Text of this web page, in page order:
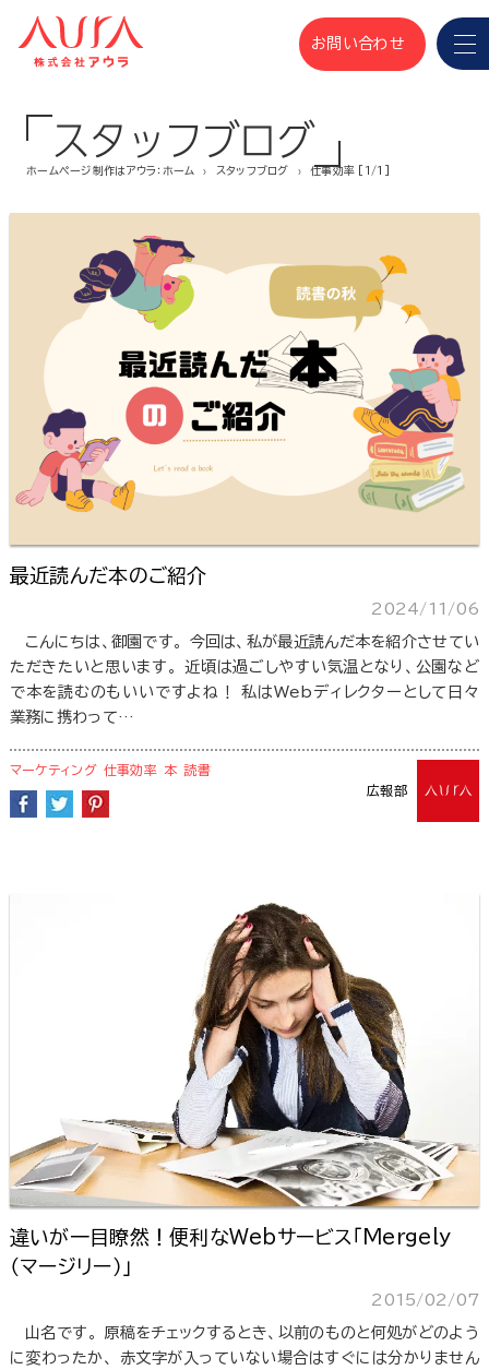
お問い合わせ
スタッフブログ
ホームページ制作はアウラ：ホーム スタッフブログ 仕事効率 [1/1]
最近読んだ本のご紹介
2024/11/06
こんにちは、御園です。 今回は、私が最近読んだ本を紹介させてい
ただきたいと思います。 近頃は過ごしやすい気温となり、公園など
で本を読むのもいいですよね！ 私はWebディレクターとして日々
業務に携わって…
広報部
マーケティング 仕事効率 本 読書
違いが一目瞭然！便利なWebサービス「Mergely
（マージリー）」
2015/02/07
山名です。 原稿をチェックするとき、以前のものと何処がどのよう
に変わったか、 赤文字が入っていない場合はすぐには分かりません